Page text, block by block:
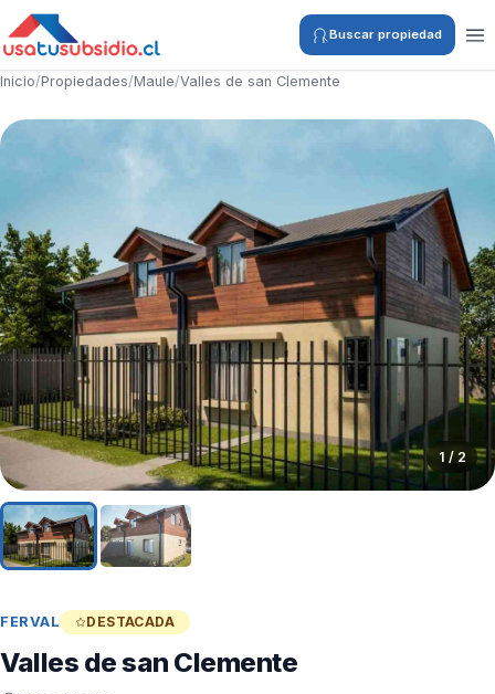
Buscar propiedad
Inicio/Propiedades/Maule/Valles de san Clemente
1 / 2
FERVAL DESTACADA
Valles de san Clemente